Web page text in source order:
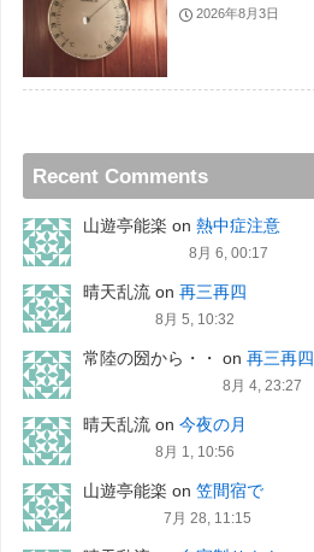
2026年8月3日
Recent Comments
山遊亭能楽 on 熱中症注意
8月 6, 00:17
晴天乱流on 再三再四
8月 5, 10:32
常陸の圀から・・ on 再三再四
8月 4, 23:27
晴天乱流on 今夜の月
8月 1, 10:56
山遊亭能楽 on 笠間宿で
7月 28, 11:15